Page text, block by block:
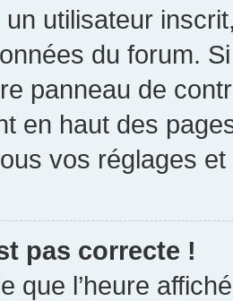
utilisateur
du forum.
panneau de
en haut des
vos réglages
pas correcte !
que l’heure